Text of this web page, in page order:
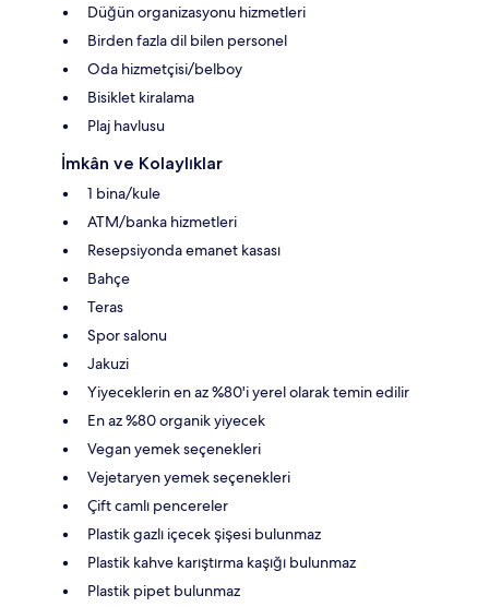
Düğün organizasyonu hizmetleri
Birden fazla dil bilen personel
Oda hizmetçisi/belboy
Bisiklet kiralama
Plaj havlusu
İmkân ve Kolaylıklar
1 bina/kule
ATM/banka hizmetleri
Resepsiyonda emanet kasası
Bahçe
Teras
Spor salonu
Jakuzi
Yiyeceklerin en az %80'i yerel olarak temin edilir
En az %80 organik yiyecek
Vegan yemek seçenekleri
Vejetaryen yemek seçenekleri
Çift camlı pencereler
Plastik gazlı içecek şişesi bulunmaz
Plastik kahve karıştırma kaşığı bulunmaz
Plastik pipet bulunmaz